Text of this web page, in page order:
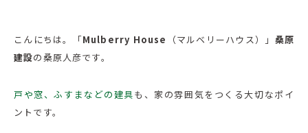
こんにちは。「Mulberry House （マルベリーハウス）」 桑原
建設の桑原人彦です。
戸や窓、ふすまなどの建具も、家の雰囲気をつくる大切なポイ
ントです。